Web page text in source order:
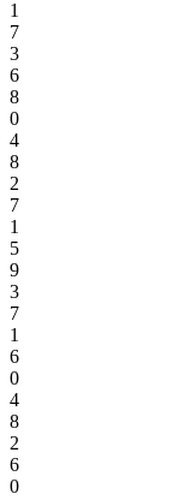
1
7
3
6
8
0
4
8
2
7
1
5
9
3
7
1
6
0
4
8
2
6
0